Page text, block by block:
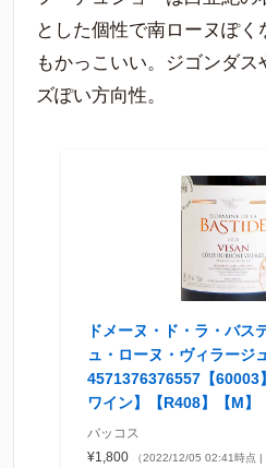
とした個性で南ローヌぽ
もかっこいい。ジゴンダ
ズぽい方向性。
ドメーヌ・ド・ラ・バス
ュ・ローヌ・ヴィラージ
4571376376557【60003
ワイン】【R408】【M】
バッコス
¥1,800
（2022/12/05 02:41時点 |